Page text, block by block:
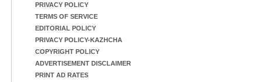
PRIVACY POLICY
TERMS OF SERVICE
EDITORIAL POLICY
PRIVACY POLICY-KAZHCHA
COPYRIGHT POLICY
ADVERTISEMENT DISCLAIMER
PRINT AD RATES